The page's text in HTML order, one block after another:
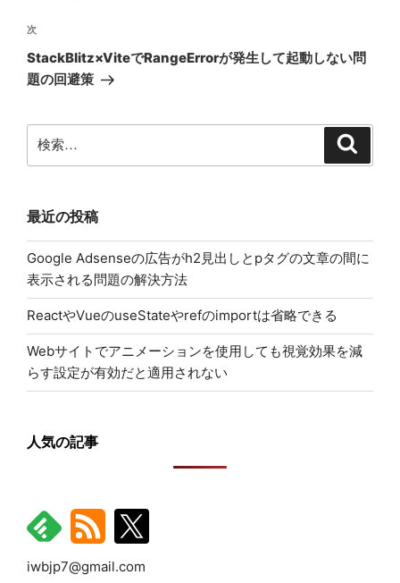
ゲ
ー
シ
ン
次
の
投
次
StackBlitz×ViteでRangeErrorが発生して起動しない問
題の回避策
索:
最近の投稿
Google Adsenseの広告がh2見出しとpタグの文章の間に
表示される問題の解決方法
ReactやVueのuseStateやrefのimportは省略できる
Webサイトでアニメーションを使用しても視覚効果を減
らす設定が有効だと適用されない
人気の記事
iwbjp7@gmail.com